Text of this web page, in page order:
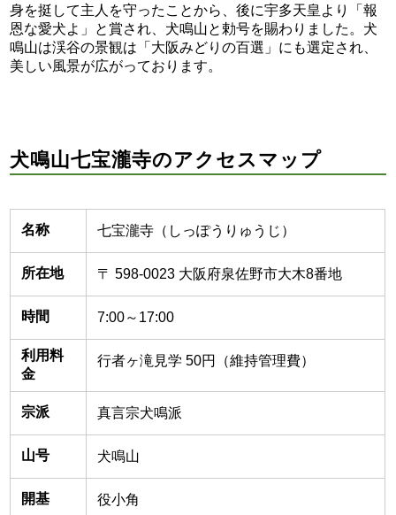
身を挺して主人を守ったことから、後に宇多天皇より「報
恩な愛犬よ」と賞され、犬鳴山と勅号を賜わりました。犬
鳴山は渓谷の景観は「大阪みどりの百選」にも選定され、
美しい風景が広がっております。
犬鳴山七宝瀧寺のアクセスマップ
名称 七宝瀧寺（しっぽうりゅうじ）
所在地 〒 598-0023 大阪府泉佐野市大木8番地
時間 7:00～17:00
利用料
金
行者ヶ滝見学 50円（維持管理費）
宗派 真言宗犬鳴派
山号 犬鳴山
開基 役小角